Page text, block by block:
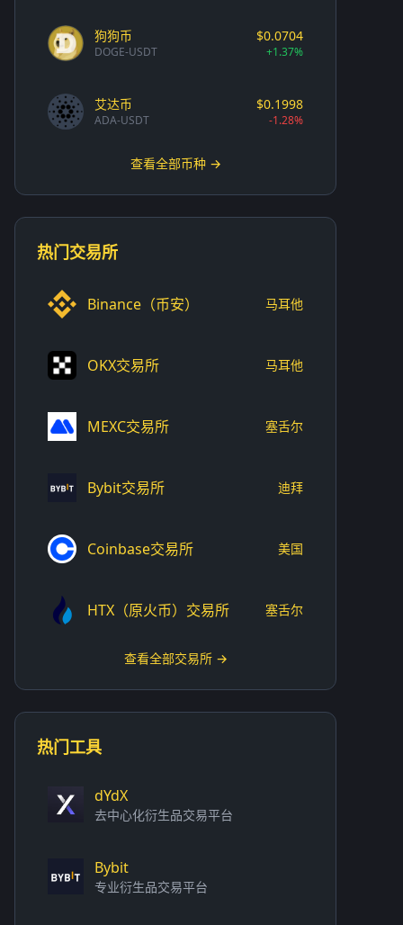
狗狗币
DOGE-USDT
$0.0704
+1.37%
艾达币
ADA-USDT
$0.1998
-1.28%
查看全部币种 →
热门交易所
Binance（币安） 马耳他
OKX交易所 马耳他
MEXC交易所 塞舌尔
Bybit交易所 迪拜
Coinbase交易所 美国
HTX（原火币）交易所 塞舌尔
查看全部交易所 →
热门工具
dYdX
去中心化衍生品交易平台
Bybit
专业衍生品交易平台